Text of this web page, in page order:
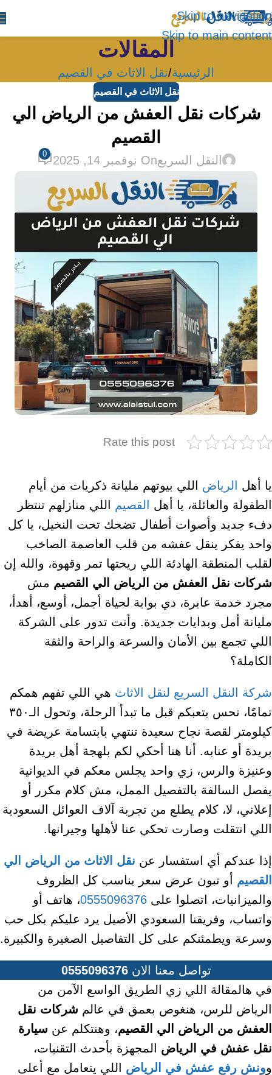
Skip to navigation
Skip to main content
المقالات
الرئيسية نقل الاثاث في القصيم
نقل الاثاث في القصيم
شركات نقل العفش من الرياض الي
القصيم
النقل السريعOn نوفمبر 14, 2025 0
Rate this post
يا أهل الرياض
اللي بيوتهم مليانة ذكريات من أيام
الطفولة والعائلة، يا أهل
القصيم
اللي منازلهم تنتظر
دفء جديد وأصوات أطفال تضحك تحت النخيل، يا كل
واحد يفكر ينقل عفشه من قلب العاصمة الصاخب
لقلب المنطقة الهادئة اللي ريحتها تمر وقهوة، والله إن
شركات نقل العفش من الرياض الي القصيم مش
مجرد خدمة عابرة، دي بوابة لحياة أجمل، أوسع، أهدأ،
مليانة أمل وبدايات جديدة. وأنت تدور على الشركة
اللي تجمع بين الأمان والسرعة والراحة والثقة
الكاملة؟
شركة النقل السريع لنقل الاثاث هي اللي تفهم همكم
تمامًا، تحس بتعبكم قبل ما تبدأ الرحلة، وتحول الـ٣٥٠
كيلومتر لقصة نجاح سعيدة تنتهي بابتسامة عريضة في
بريدة أو عنابه. أنا هنا أحكي لكم بلهجة أهل بريدة
وعنيزة والرس، زي واحد يجلس معكم في الديوانية
يفصل السالفة بالتفصيل الممل، مش كلام مكرر أو
إعلاني، لا، كلام يطلع من تجربة آلاف العوائل السعودية
اللي انتقلت وصارت تحكي عنا لأهلها وجيرانها.
إذا عندكم أي استفسار عن نقل الاثاث من الرياض الي
القصيم
أو تبون عرض سعر يناسب كل الظروف
والميزانيات، اتصلوا على 0555096376، هاتف أو
واتساب، وفريقنا السعودي الأصيل يرد عليكم بكل حب
وسرعة ويطمئنكم على كل التفاصيل الصغيرة والكبيرة.
تواصل معنا الان0555096376
في هالمقالة اللي زي الطريق الواسع الآمن من
الرياض للرس، هنغوص بعمق في عالم شركات نقل
العفش من الرياض الي القصيم، وهنتكلم عن سيارة
نقل عفش في الرياض المجهزة بأحدث التقنيات،
وونش رفع عفش في الرياض اللي يتعامل مع أعلى